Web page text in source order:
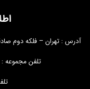
آدرس : تهران – فلکه دوم صادقیه –
تلفن مجموعه : 02192004661 – 02192004662
تلفن :